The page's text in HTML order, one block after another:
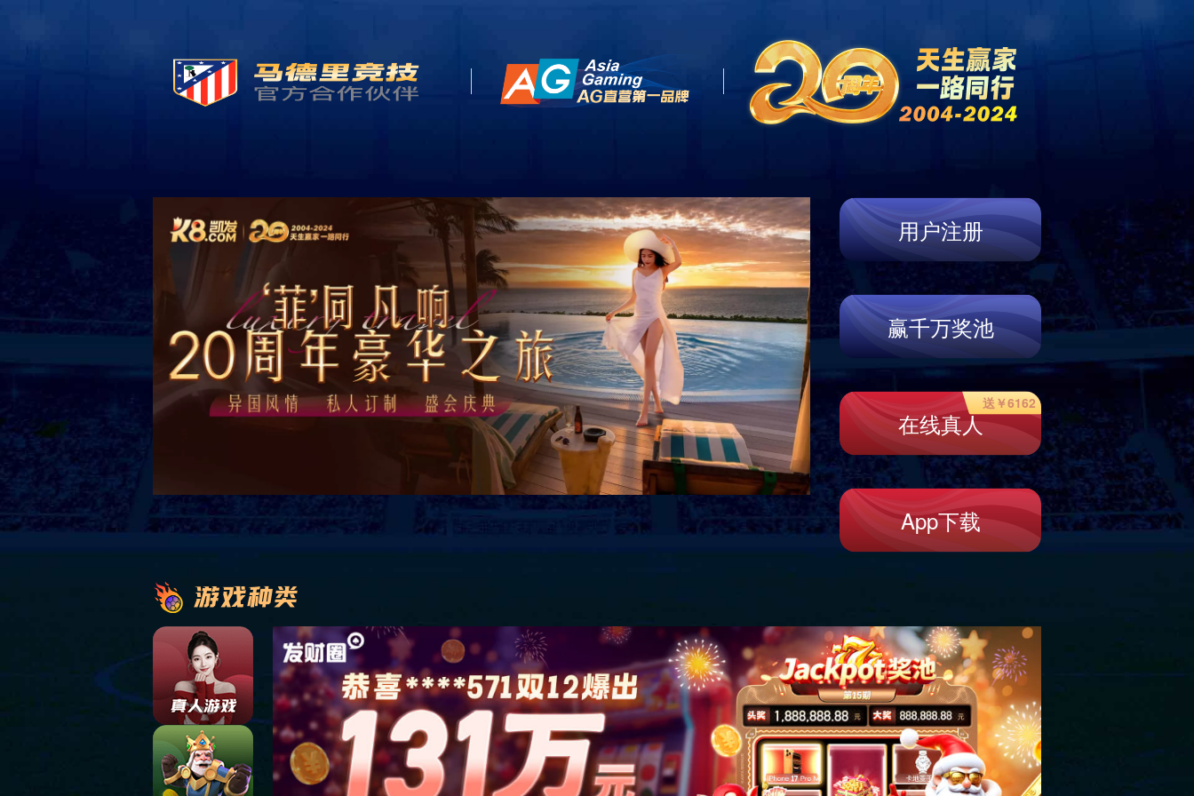
新闻中心 营销网络 联系我们
玻纤系列 岩绵系列 玻纤毡系列
HM-RW-16 HM-RW-15 HM-RW-14 HM-RW-13